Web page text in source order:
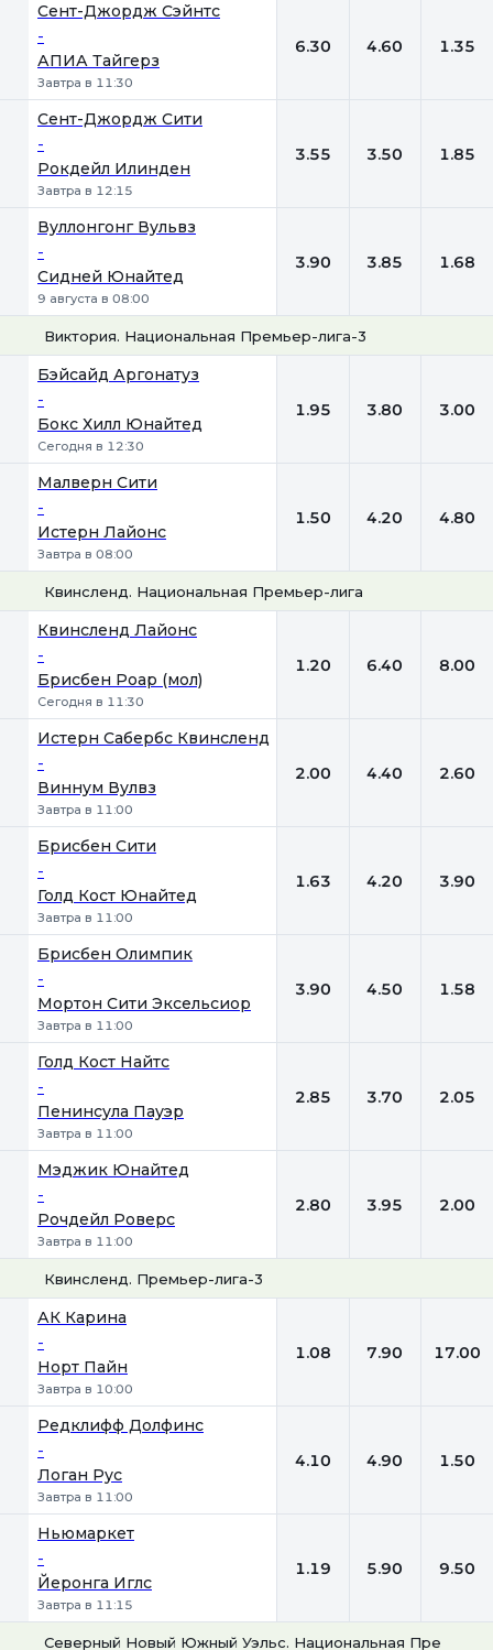
Сент-Джордж Сэйнтс
-
АПИА Тайгерз
Завтра в 11:30
6.30 4.60 1.35
Сент-Джордж Сити
-
Рокдейл Илинден
Завтра в 12:15
3.55 3.50 1.85
Вуллонгонг Вульвз
-
Сидней Юнайтед
9 августа в 08:00
3.90 3.85 1.68
Виктория. Национальная Премьер-лига-3
Бэйсайд Аргонатуз
-
Бокс Хилл Юнайтед
Сегодня в 12:30
1.95 3.80 3.00
Малверн Сити
-
Истерн Лайонс
Завтра в 08:00
1.50 4.20 4.80
Квинсленд. Национальная Премьер-лига
Квинсленд Лайонc
-
Брисбен Роар (мол)
Сегодня в 11:30
1.20 6.40 8.00
Истерн Сабербс Квинсленд
-
Виннум Вулвз
Завтра в 11:00
2.00 4.40 2.60
Брисбен Сити
-
Голд Кост Юнайтед
Завтра в 11:00
1.63 4.20 3.90
Брисбен Олимпик
-
Мортон Сити Эксельсиор
Завтра в 11:00
3.90 4.50 1.58
Голд Кост Найтс
-
Пенинсула Пауэр
Завтра в 11:00
2.85 3.70 2.05
Мэджик Юнайтед
-
Рочдейл Роверс
Завтра в 11:00
2.80 3.95 2.00
Квинсленд. Премьер-лига-3
АК Карина
-
Норт Пайн
Завтра в 10:00
1.08 7.90 17.00
Редклифф Долфинс
-
Логан Рус
Завтра в 11:00
4.10 4.90 1.50
Ньюмаркет
-
Йеронга Иглс
Завтра в 11:15
1.19 5.90 9.50
Северный Новый Южный Уэльс. Национальная Премьер-